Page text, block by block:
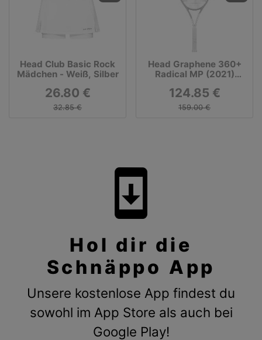
Head Club Basic Rock
Mädchen - Weiß, Silber
26.80 €
32.85 €
Head Graphene 360+
Radical MP (2021)
(besaitet)
124.85 €
159.00 €
system_update
Hol dir die
Schnäppo App
Unsere kostenlose App findest du
sowohl im App Store als auch bei
Google Play!